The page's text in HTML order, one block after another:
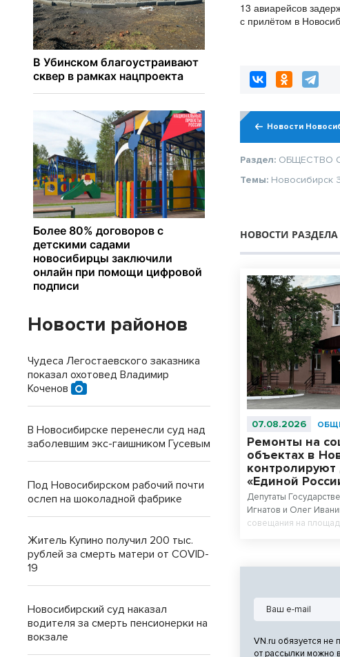
13 авиарейсов
с прилётом в
Новости
Раздел: ОБЩЕСТВО
Темы: Новосибирск
НОВОСТИ РАЗДЕЛА
07.08.2026
Ремонты на
объектах в
контролируют
«Единой
Депутаты
Игнатов и Олег
совещания на
VN.ru обязуется не
от рассылки можно
Новости районов
Чудеса Легостаевского заказника
показал охотовед Владимир
Коченов
В Новосибирске перенесли суд над
заболевшим экс-гаишником Гусевым
Под Новосибирском рабочий почти
ослеп на шоколадной фабрике
Житель Купино получил 200 тыс.
рублей за смерть матери от COVID-
19
Новосибирский суд наказал
водителя за смерть пенсионерки на
вокзале